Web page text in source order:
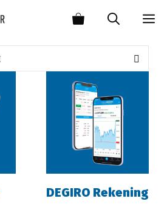
DEGIRO Rekening